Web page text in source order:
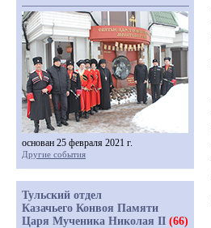
основан 25 февраля 2021 г.
Другие события
Тульский отдел
Казачьего Конвоя Памяти
Царя Мученика Николая II (66)